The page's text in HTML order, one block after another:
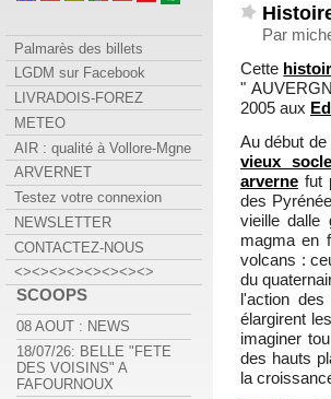
Par
Cette
"
2005 aux
Au début de
vieux
arverne fut
des
vieille dalle
magma en
volcans :
du
l'action des
élargirent
imaginer
des hauts
la
Palmarès des billets
LGDM sur Facebook
LIVRADOIS-FOREZ
METEO
AIR : qualité à Vollore-Mgne
ARVERNET
Testez votre connexion
NEWSLETTER
CONTACTEZ-NOUS
<><><><><><><><>
SCOOPS
08 AOUT : NEWS
18/07/26: BELLE "FETE
DES VOISINS" A
FAFOURNOUX